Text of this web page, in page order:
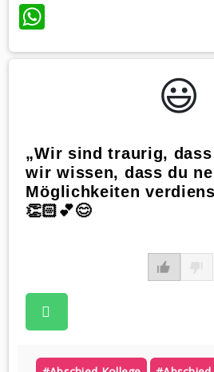
WhatsApp
😃️
„Wir sind traurig,
wir wissen, dass du
Möglichkeiten
👏🏻💕😊